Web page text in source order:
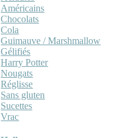
Américains
Chocolats
Cola
Guimauve / Marshmallow
Gélifiés
Harry Potter
Nougats
Réglisse
Sans gluten
Sucettes
Vrac